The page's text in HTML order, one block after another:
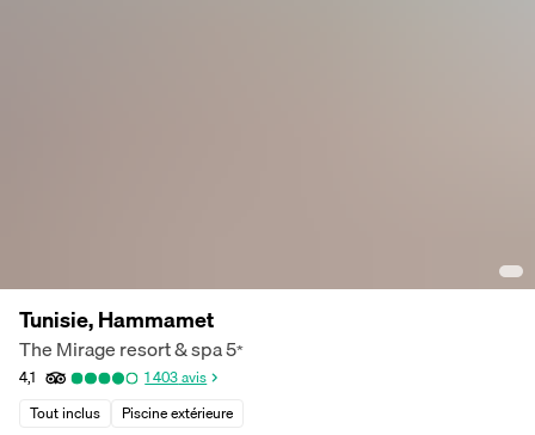
Tunisie, Hammamet
The Mirage resort & spa5*
4,1 1 403avis
Tout inclus
Piscine extérieure